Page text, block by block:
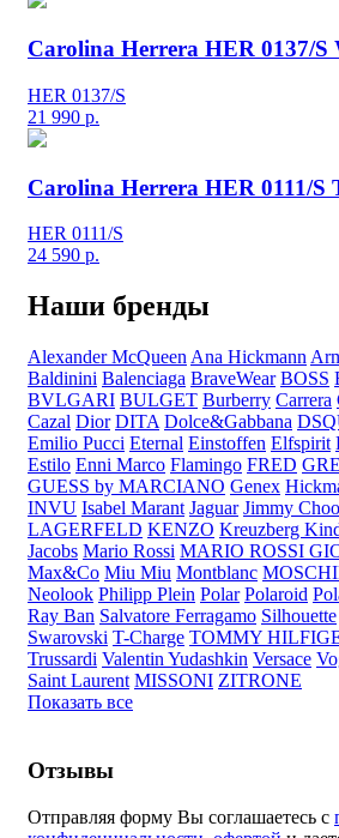
Carolina Herrera HER 0137/S
HER 0137/S
21 990 р.
Carolina Herrera HER 0111/S
HER 0111/S
24 590 р.
Наши бренды
Alexander McQueen Ana Hickmann
Baldinini Balenciaga BraveWear BOSS
BVLGARI BULGET Burberry Carrera
Cazal Dior DITA Dolce&Gabbana
Emilio Pucci Eternal Einstoffen Elfspirit
Estilo Enni Marco Flamingo FRED
GUESS by MARCIANO Genex
INVU Isabel Marant Jaguar Jimmy Choo
LAGERFELD KENZO Kreuzberg
Jacobs Mario Rossi MARIO ROSSI
Max&Co Miu Miu Montblanc
Neolook Philipp Plein Polar Polaroid
Ray Ban Salvatore Ferragamo Silhouette
Swarovski T-Charge TOMMY
Trussardi Valentin Yudashkin Versace
Saint Laurent MISSONI ZITRONE
Показать все
Отзывы
Отправляя форму Вы соглашаетесь с